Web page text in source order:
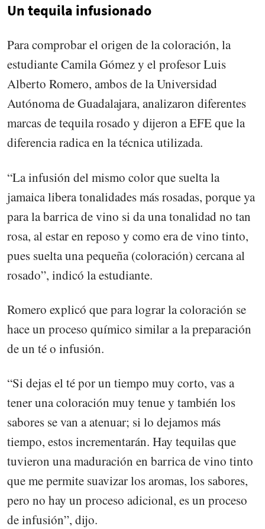
Un tequila infusionado
Para comprobar el origen de la coloración, la
estudiante Camila Gómez y el profesor Luis
Alberto Romero, ambos de la Universidad
Autónoma de Guadalajara, analizaron diferentes
marcas de tequila rosado y dijeron a EFE que la
diferencia radica en la técnica utilizada.
“La infusión del mismo color que suelta la
jamaica libera tonalidades más rosadas, porque ya
para la barrica de vino si da una tonalidad no tan
rosa, al estar en reposo y como era de vino tinto,
pues suelta una pequeña (coloración) cercana al
rosado”, indicó la estudiante.
Romero explicó que para lograr la coloración se
hace un proceso químico similar a la preparación
de un té o infusión.
“Si dejas el té por un tiempo muy corto, vas a
tener una coloración muy tenue y también los
sabores se van a atenuar; si lo dejamos más
tiempo, estos incrementarán. Hay tequilas que
tuvieron una maduración en barrica de vino tinto
que me permite suavizar los aromas, los sabores,
pero no hay un proceso adicional, es un proceso
de infusión”, dijo.